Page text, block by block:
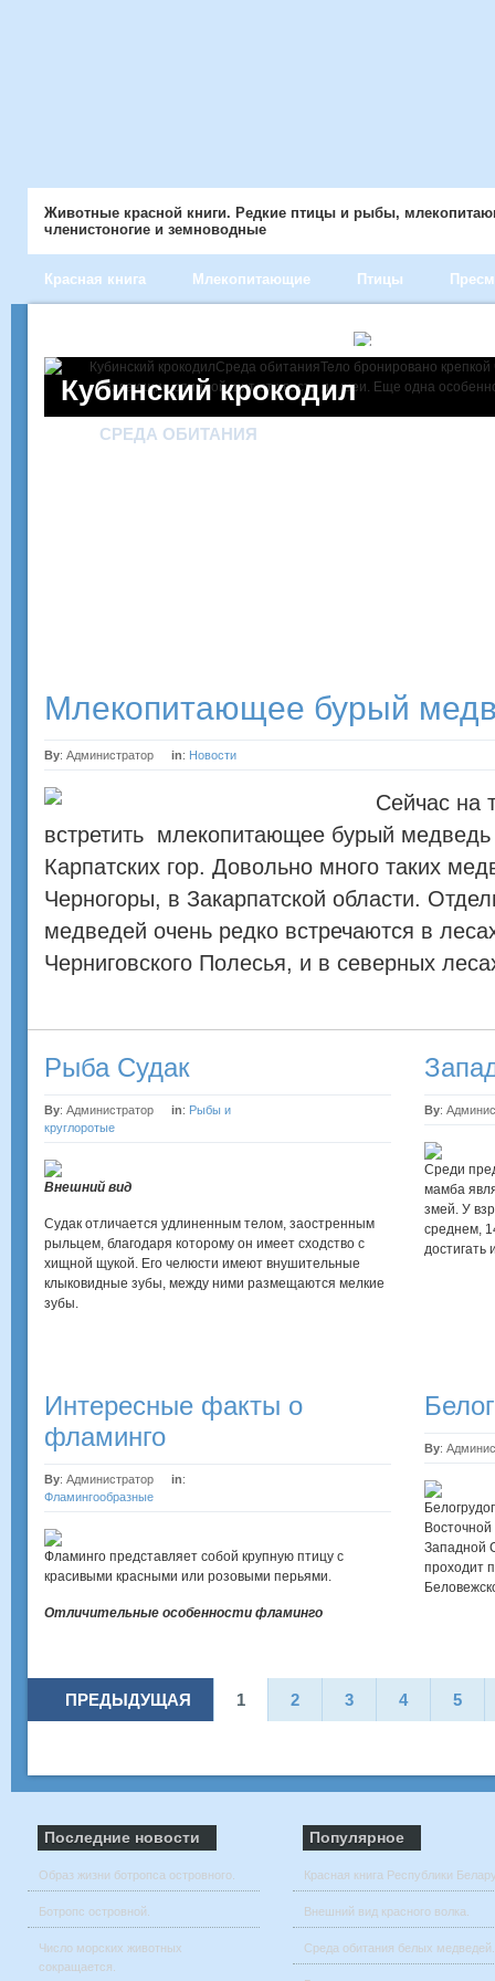
Животные красной книги. Редкие птицы и рыбы,
членистоногие и земноводные
Красная книга Млекопитающие Птицы
Кубинский крокодил
СРЕДА ОБИТАНИЯ
Млекопитающее бурый
By: Администратор in: Новости
Сейчас на
встретить млекопитающее бурый
Карпатских гор. Довольно много таких
Черногоры, в Закарпатской области.
медведей очень редко встречаются в
Черниговского Полесья, и в северных
Рыба Судак
By: Администратор in: Рыбы и
круглоротые
Внешний вид
Судак отличается удлиненным телом, заостренным
рыльцем, благодаря которому он имеет сходство с
хищной щукой. Его челюсти имеют внушительные
клыковидные зубы, между ними размещаются мелкие
зубы.
By:
Среди
мамба
змей. У
среднем,
достигать
Интересные факты о
фламинго
By: Администратор in:
Фламингообразные
Фламинго представляет собой крупную птицу с
красивыми красными или розовыми перьями.
Отличительные особенности фламинго
By:
Западной
проходит
ПРЕДЫДУЩАЯ 1 2 3 4 5
Последние новости
Образ жизни ботропса островного.
Ботропс островной.
Число морских животных
сокращается.
Популярное
Красная книга Республики
Внешний вид красного волка.
Среда обитания белых медведей.